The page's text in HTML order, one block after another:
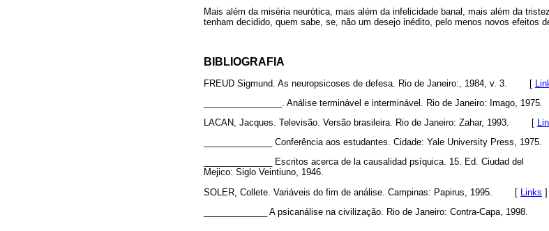
Mais além da miséria neurótica, mais além da infelicidade banal, mais além da
tenham decidido, quem sabe, se, não um desejo inédito, pelo menos novos efeitos
BIBLIOGRAFIA
FREUD Sigmund. As neuropsicoses de defesa. Rio de Janeiro:, 1984, v. 3. [
________________. Análise terminável e interminável. Rio de Janeiro: Imago, 1975.
LACAN, Jacques. Televisão. Versão brasileira. Rio de Janeiro: Zahar, 1993. [
______________ Conferência aos estudantes. Cidade: Yale University Press, 1975.
______________ Escritos acerca de la causalidad psíquica. 15. Ed. Ciudad del
Mejico: Siglo Veintiuno, 1946.
SOLER, Collete. Variáveis do fim de análise. Campinas: Papirus, 1995.
[ Links ]
_____________ A psicanálise na civilização. Rio de Janeiro: Contra-Capa, 1998.